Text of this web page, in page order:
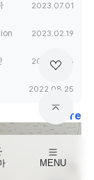
MENU
2023.07.01
2023.02.19
2022.12.06
2022.08.25
more